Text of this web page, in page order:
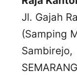
Jl. Gajah
(Samping
Sambirejo,
SEMARANG